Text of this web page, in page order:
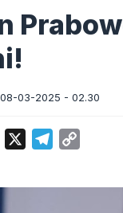
08-03-2025 - 02.30
WhatsApp Telegram